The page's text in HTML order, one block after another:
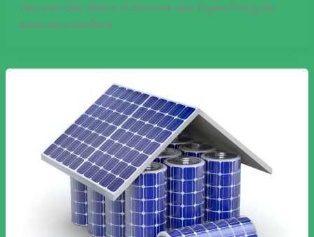
l’écoute des désirs et besoins des foyers français
pour les satisfaire.